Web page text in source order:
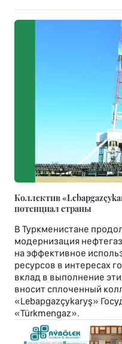
Коллектив
потенциал страны
В Туркменистане
модернизация
на эффективное
ресурсов в интересах
вклад в выполнение
вносит сплоченный
«Lebapgazçykaryş»
«Türkmengaz».